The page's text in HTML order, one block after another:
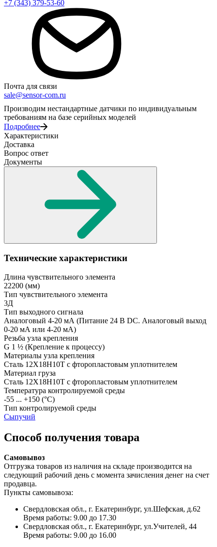
+7 (343) 379-53-60
Почта для связи
sale@sensor-com.ru
Производим нестандартные датчики по индивидуальным
требованиям на базе серийных моделей
Подробнее
Характеристики
Доставка
Вопрос ответ
Документы
Технические характеристики
Длина чувствительного элемента
22200 (мм)
Тип чувствительного элемента
3Д
Тип выходного сигнала
Аналоговый 4-20 мА (Питание 24 В DC. Аналоговый выход
0-20 мА или 4-20 мА)
Резьба узла крепления
G 1 ½ (Крепление к процессу)
Материалы узла крепления
Сталь 12Х18Н10Т с фторопластовым уплотнителем
Материал груза
Сталь 12Х18Н10Т с фторопластовым уплотнителем
Температура контролируемой среды
-55 ... +150 (°С)
Тип контролируемой среды
Сыпучий
Способ получения товара
Самовывоз
Отгрузка товаров из наличия на складе производится на
следующий рабочий день с момента зачисления денег на счет
продавца.
Пункты самовывоза:
Свердловская обл., г. Екатеринбург, ул.Шефская, д.62
Время работы: 9.00 до 17.30
Свердловская обл., г. Екатеринбург, ул.Учителей, 44
Время работы: 9.00 до 16.00